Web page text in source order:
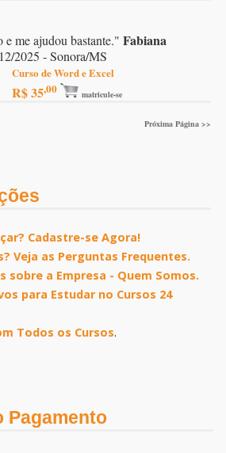
me ajudou bastante." Fabiana
2025 - Sonora/MS
Curso de Word e Excel
R$ 35,00 matricule-se
Próxima Página >>
Cadastre-se Agora!
Veja as Perguntas Frequentes.
sobre a Empresa - Quem Somos.
para Estudar no Cursos 24
Todos os Cursos.
Pagamento